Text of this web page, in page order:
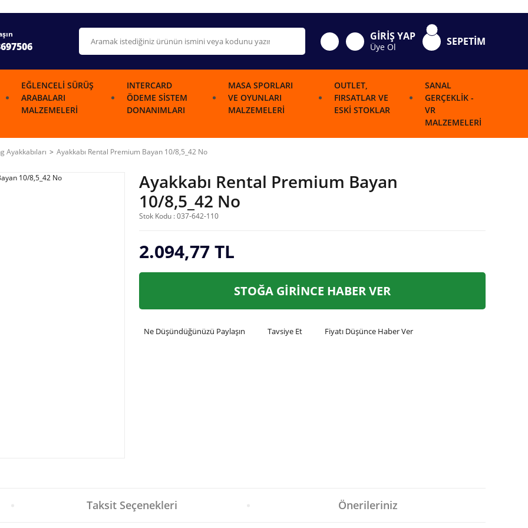
GİRİŞ YAP
Üye Ol SEPETİM
EĞLENCELI SÜRÜŞ
ARABALARI
MALZEMELERI
INTERCARD
ÖDEME SISTEM
DONANIMLARI
MASA SPORLARI
VE OYUNLARI
MALZEMELERI
OUTLET,
FIRSATLAR VE
ESKI STOKLAR
SANAL
GERÇEKLIK -
VR
MALZEMELERI
Ayakkabıları Ayakkabı Rental Premium Bayan 10/8,5_42 No
Ayakkabı Rental Premium Bayan
10/8,5_42 No
Stok Kodu : 037-642-110
2.094,77 TL
STOĞA GİRİNCE HABER VER
Ne Düşündüğünüzü Paylaşın Tavsiye Et Fiyatı Düşünce Haber Ver
Taksit Seçenekleri Önerileriniz